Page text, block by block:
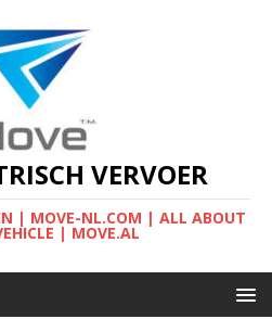
VERVOER
| MOVE-NL.COM | ALL ABOUT
| MOVE.AL